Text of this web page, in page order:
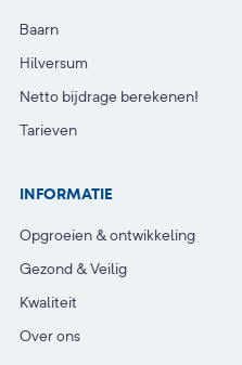
Baarn
Hilversum
Netto bijdrage berekenen!
Tarieven
INFORMATIE
Opgroeien & ontwikkeling
Gezond & Veilig
Kwaliteit
Over ons